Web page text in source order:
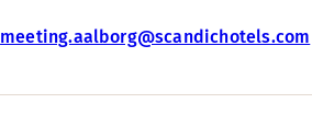
meeting.aalborg@scandichotels.com